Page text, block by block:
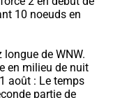
10 noeuds en
de WNW.
en milieu de nuit
août : Le temps
partie de